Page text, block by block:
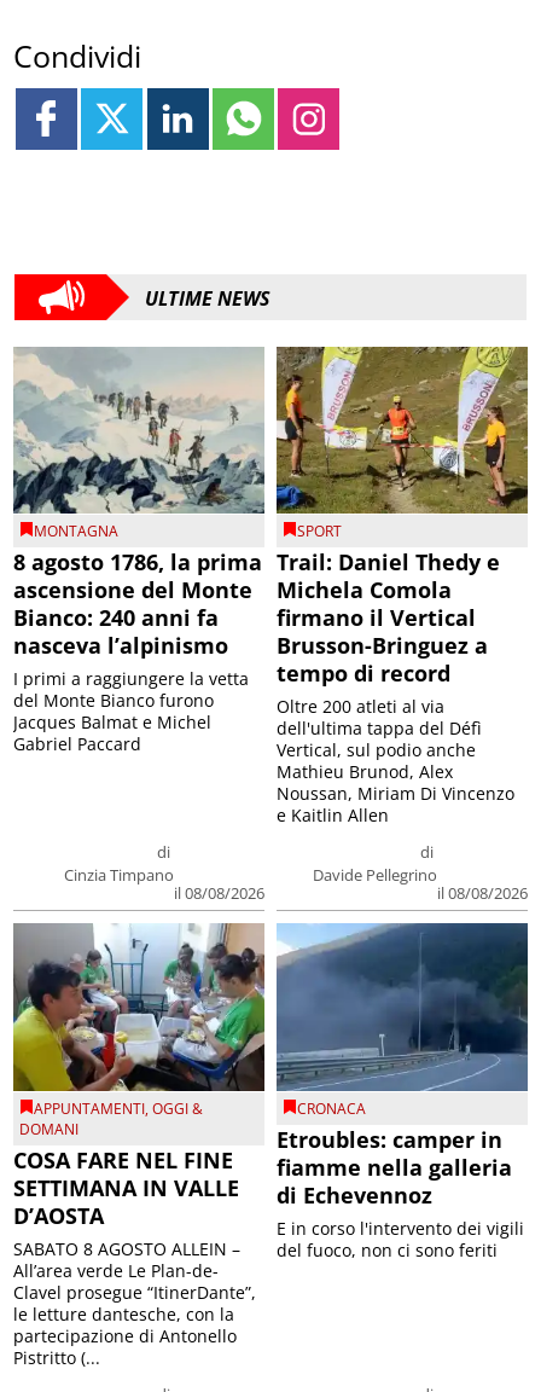
Condividi
ULTIME NEWS
MONTAGNA
8 agosto 1786, la prima
ascensione del Monte
Bianco: 240 anni fa
nasceva l’alpinismo
di
Cinzia Timpano
il 08/08/2026
I primi a raggiungere la vetta
del Monte Bianco furono
Jacques Balmat e Michel
Gabriel Paccard
SPORT
Trail: Daniel Thedy e
Michela Comola
firmano il Vertical
Brusson-Bringuez a
tempo di record
di
Davide Pellegrino
il 08/08/2026
Oltre 200 atleti al via
dell'ultima tappa del Défì
Vertical, sul podio anche
Mathieu Brunod, Alex
Noussan, Miriam Di Vincenzo
e Kaitlin Allen
APPUNTAMENTI,OGGI &
DOMANI
COSA FARE NEL FINE
SETTIMANA IN VALLE
D’AOSTA
SABATO 8 AGOSTO ALLEIN –
All’area verde Le Plan-de-
Clavel prosegue “ItinerDante”,
le letture dantesche, con la
partecipazione di Antonello
Pistritto (...
CRONACA
Etroubles: camper in
fiamme nella galleria
di Echevennoz
E in corso l'intervento dei vigili
del fuoco, non ci sono feriti